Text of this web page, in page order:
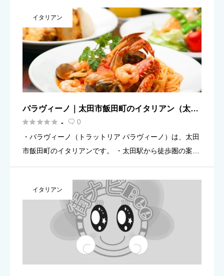
（目安）：11:00〜22:00／定休日：木曜（祝祭日は前日
の水 […]
イタリアン
パラヴィーノ｜太田市飯田町のイタリアン（太田
駅近く）案内
 -  0
・パラヴィーノ（トラットリア パラヴィーノ）は、太田
市飯田町のイタリアンです。 ・太田駅から徒歩圏の案内
助かります。 ・営業時間（目安）：11:30〜14:00／17:3
[…]イタリアン